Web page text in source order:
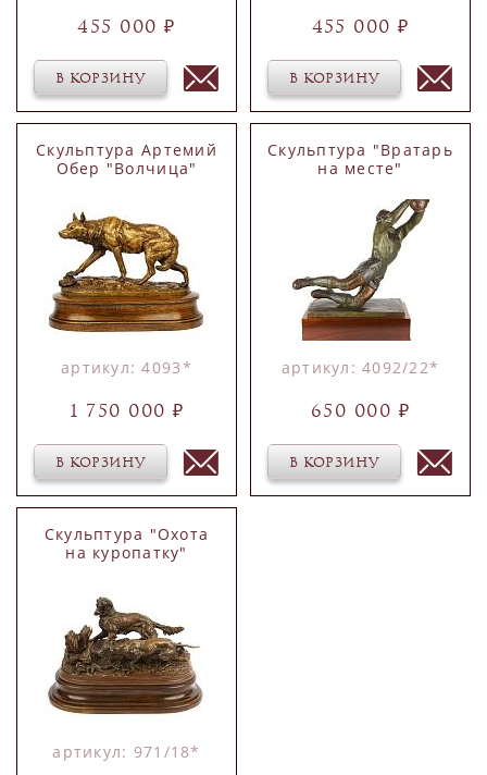
455 000 ₽
В КОРЗИНУ
455 000 ₽
В КОРЗИНУ
Скульптура Артемий
Обер "Волчица"
артикул: 4093*
1 750 000 ₽
В КОРЗИНУ
Скульптура "Вратарь
на месте"
артикул: 4092/22*
650 000 ₽
В КОРЗИНУ
Скульптура "Охота
на куропатку"
артикул: 971/18*